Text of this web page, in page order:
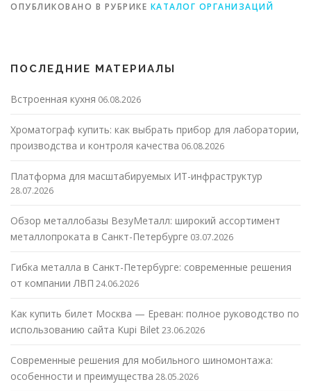
ОПУБЛИКОВАНО В РУБРИКЕ КАТАЛОГ ОРГАНИЗАЦИЙ
ПОСЛЕДНИЕ МАТЕРИАЛЫ
Встроенная кухня 06.08.2026
Хроматограф купить: как выбрать прибор для лаборатории,
производства и контроля качества 06.08.2026
Платформа для масштабируемых ИТ-инфраструктур
28.07.2026
Обзор металлобазы ВезуМеталл: широкий ассортимент
металлопроката в Санкт-Петербурге 03.07.2026
Гибка металла в Санкт-Петербурге: современные решения
от компании ЛВП 24.06.2026
Как купить билет Москва — Ереван: полное руководство по
использованию сайта Kupi Bilet23.06.2026
Современные решения для мобильного шиномонтажа:
особенности и преимущества 28.05.2026